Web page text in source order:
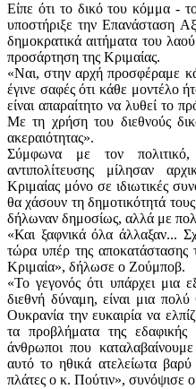
Είπε ότι το δικό του κόμμα -
υποστήριξε την Επανάσταση
δημοκρατικά αιτήματα του
προσάρτηση της Κριμαίας.
«Ναι, στην αρχή προσφέραμε
έγινε σαφές ότι κάθε μοντέλο
είναι απαραίτητο να λυθεί το
Με τη χρήση του διεθνούς
ακεραιότητας».
Σύμφωνα με τον πολιτικό,
αντιπολίτευσης μίλησαν
Κριμαίας μόνο σε ιδιωτικές
θα χάσουν τη δημοτικότητά
δήλωναν δημοσίως, αλλά με
«Και ξαφνικά όλα άλλαξαν...
τώρα υπέρ της αποκατάστασης
Κριμαία», δήλωσε ο Ζούμποβ.
«Το γεγονός ότι υπάρχει μια
διεθνή δύναμη, είναι μια
Ουκρανία την ευκαιρία να
τα προβλήματα της εδαφικής
άνθρωποι που
αυτό το ηθικά ατελείωτα
πλάτες ο κ. Πούτιν», συνόψισε ο